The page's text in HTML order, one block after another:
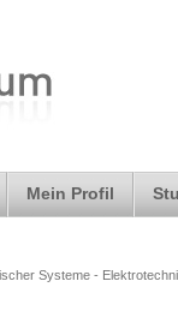
Mein Profil
Systeme -